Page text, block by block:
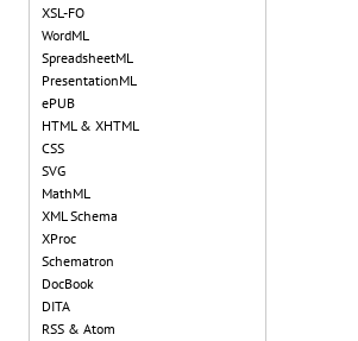
XSL-FO
WordML
SpreadsheetML
PresentationML
ePUB
HTML & XHTML
CSS
SVG
MathML
XML Schema
XProc
Schematron
DocBook
DITA
RSS & Atom